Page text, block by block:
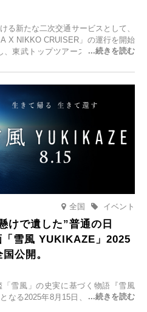
る新たな二次交通サービスとして、
X NIKKO CRUISER」の運行を開始
、東武トップツアーズ株式会社では
ます。
全国 イベント
けで遺した”普通の日
雪風 YUKIKAZE」2025
公開。
雪風」の史実に基づく物語『雪風
なる2025年8月15日、全国公開され